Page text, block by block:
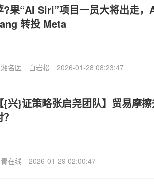
?果“AI Siri”项目一员大将出走
转投 Meta
名医 白岩松 2026-01-28 08:23:47
【{兴}证策略张启尧团队】贸易摩
在线 2026-01-29 02:00:47